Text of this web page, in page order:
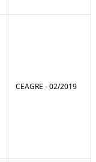
CEAGRE - 02/2019